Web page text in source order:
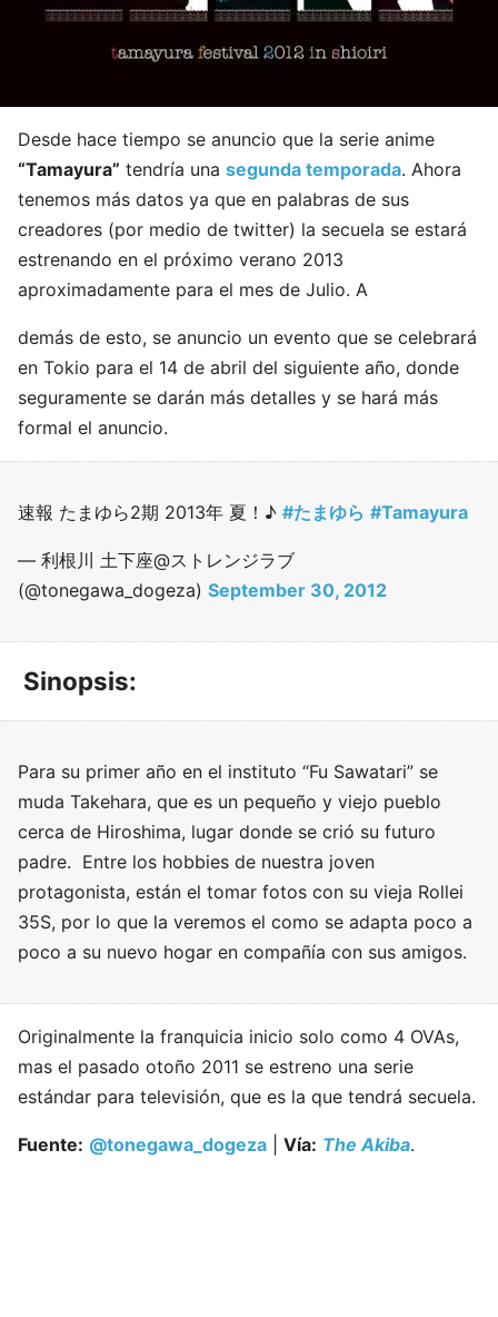
Desde hace tiempo se anuncio que la serie anime
“Tamayura” tendría una segunda temporada. Ahora
tenemos más datos ya que en palabras de sus
creadores (por medio de twitter) la secuela se estará
estrenando en el próximo verano 2013
aproximadamente para el mes de Julio. A
demás de esto, se anuncio un evento que se celebrará
en Tokio para el 14 de abril del siguiente año, donde
seguramente se darán más detalles y se hará más
formal el anuncio.
速報 たまゆら2期 2013年 夏！♪ #たまゆら #Tamayura
— 利根川 土下座@ストレンジラブ
(@tonegawa_dogeza) September 30, 2012
Sinopsis:
Para su primer año en el instituto “Fu Sawatari” se
muda Takehara, que es un pequeño y viejo pueblo
cerca de Hiroshima, lugar donde se crió su futuro
padre. Entre los hobbies de nuestra joven
protagonista, están el tomar fotos con su vieja Rollei
35S, por lo que la veremos el como se adapta poco a
poco a su nuevo hogar en compañía con sus amigos.
Originalmente la franquicia inicio solo como 4 OVAs,
mas el pasado otoño 2011 se estreno una serie
estándar para televisión, que es la que tendrá secuela.
Fuente: @tonegawa_dogeza Vía: The Akiba.